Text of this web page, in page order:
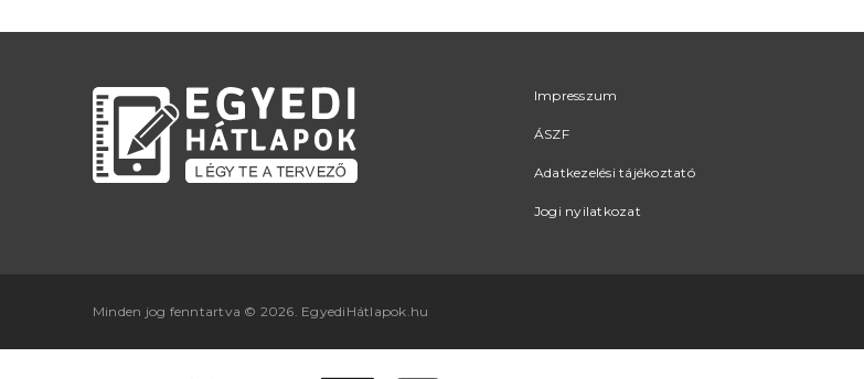
Impresszum
ÁSZF
Adatkezelési tájékoztató
Jogi nyilatkozat
Minden jog fenntartva © 2026. EgyediHátlapok.hu